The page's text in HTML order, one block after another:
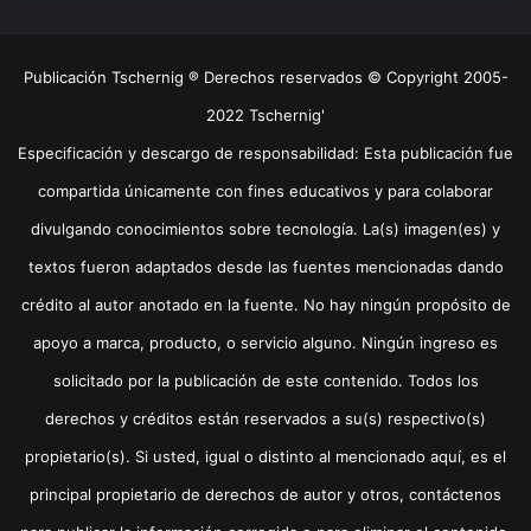
Publicación Tschernig ® Derechos reservados © Copyright 2005-
2022 Tschernig'
Especificación y descargo de responsabilidad: Esta publicación fue
compartida únicamente con fines educativos y para colaborar
divulgando conocimientos sobre tecnología. La(s) imagen(es) y
textos fueron adaptados desde las fuentes mencionadas dando
crédito al autor anotado en la fuente. No hay ningún propósito de
apoyo a marca, producto, o servicio alguno. Ningún ingreso es
solicitado por la publicación de este contenido. Todos los
derechos y créditos están reservados a su(s) respectivo(s)
propietario(s). Si usted, igual o distinto al mencionado aquí, es el
principal propietario de derechos de autor y otros, contáctenos